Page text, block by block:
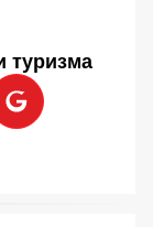
туризма